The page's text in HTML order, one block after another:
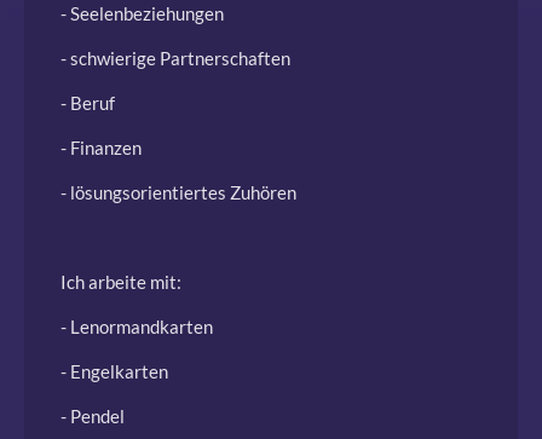
- Seelenbeziehungen
- schwierige Partnerschaften
- Beruf
- Finanzen
- lösungsorientiertes Zuhören
Ich arbeite mit:
- Lenormandkarten
- Engelkarten
- Pendel